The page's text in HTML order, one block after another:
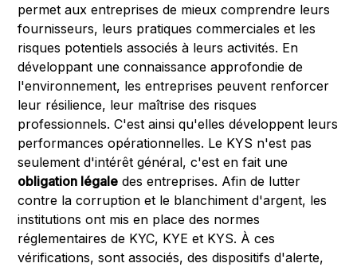
permet aux entreprises de mieux comprendre leurs
fournisseurs, leurs pratiques commerciales et les
risques potentiels associés à leurs activités. En
développant une connaissance approfondie de
l'environnement, les entreprises peuvent renforcer
leur résilience, leur maîtrise des risques
professionnels. C'est ainsi qu'elles développent leurs
performances opérationnelles. Le KYS n'est pas
seulement d'intérêt général, c'est en fait une
obligation légale des entreprises. Afin de lutter
contre la corruption et le blanchiment d'argent, les
institutions ont mis en place des normes
réglementaires de KYC, KYE et KYS. À ces
vérifications, sont associés, des dispositifs d'alerte,